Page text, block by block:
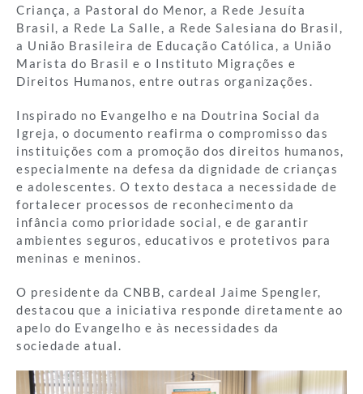
Criança, a Pastoral do Menor, a Rede Jesuíta
Brasil, a Rede La Salle, a Rede Salesiana do Brasil,
a União Brasileira de Educação Católica, a União
Marista do Brasil e o Instituto Migrações e
Direitos Humanos, entre outras organizações.
Inspirado no Evangelho e na Doutrina Social da
Igreja, o documento reafirma o compromisso das
instituições com a promoção dos direitos humanos,
especialmente na defesa da dignidade de crianças
e adolescentes. O texto destaca a necessidade de
fortalecer processos de reconhecimento da
infância como prioridade social, e de garantir
ambientes seguros, educativos e protetivos para
meninas e meninos.
O presidente da CNBB, cardeal Jaime Spengler,
destacou que a iniciativa responde diretamente ao
apelo do Evangelho e às necessidades da
sociedade atual.